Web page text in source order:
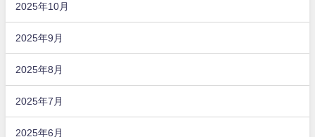
2025年10月
2025年9月
2025年8月
2025年7月
2025年6月